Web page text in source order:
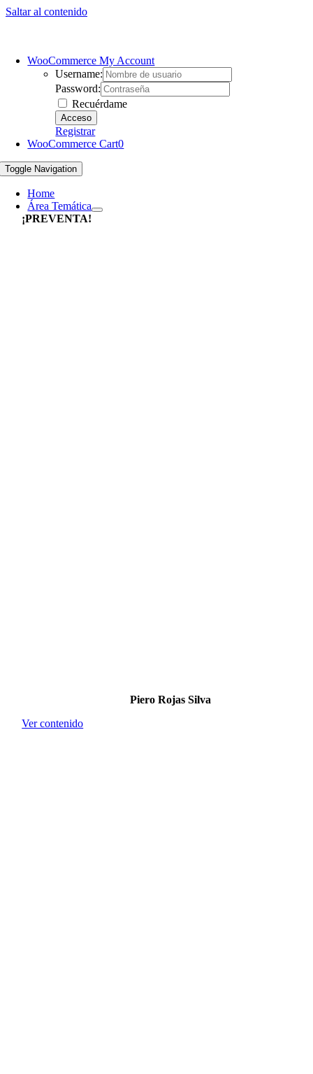
Saltar al contenido
WooCommerce My Account
Username:
Password:
Recuérdame
Registrar
WooCommerce Cart0
Toggle Navigation
Home
Área Temática
¡PREVENTA!
Piero Rojas Silva
Ver contenido